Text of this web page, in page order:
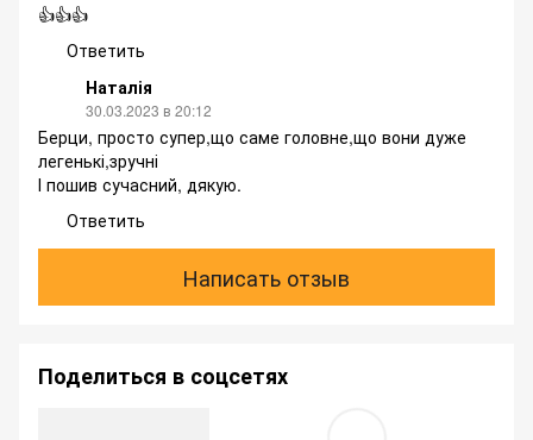
👍👍👍
Ответить
Наталія
30.03.2023 в 20:12
Берци, просто супер,що саме головне,що вони дуже
легенькі,зручні
І пошив сучасний, дякую.
Ответить
Написать отзыв
Поделиться в соцсетях